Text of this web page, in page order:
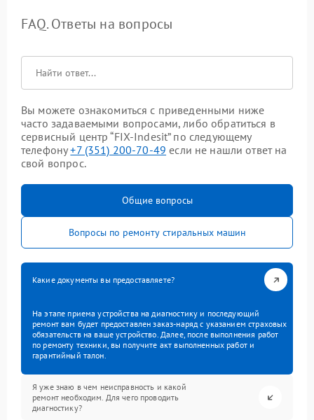
FAQ. Ответы на вопросы
Вы можете ознакомиться с приведенными ниже
часто задаваемыми вопросами, либо обратиться в
сервисный центр “FIX-Indesit” по следующему
телефону+7 (351) 200-70-49 если не нашли ответ на
свой вопрос.
Общие вопросы
Вопросы по ремонту стиральных машин
Какие документы вы предоставляете?
На этапе приема устройства на диагностику и последующий
ремонт вам будет предоставлен заказ-наряд с указанием страховых
обязательств на ваше устройство. Далее, после выполнения работ
по ремонту техники, вы получите акт выполненных работ и
гарантийный талон.
Я уже знаю в чем неисправность и какой
ремонт необходим. Для чего проводить
диагностику?